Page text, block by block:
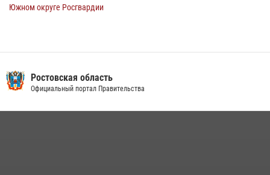
Южном округе Росгвардии
продажи
13 июля 2026, 10:22
Ростовская область
Официальный портал Правительства